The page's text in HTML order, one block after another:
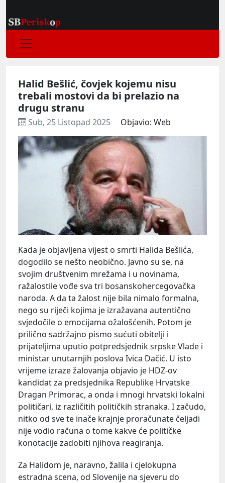
Halid Bešlić, čovjek kojemu nisu
trebali mostovi da bi prelazio na
drugu stranu
Sub, 25 Listopad 2025 Objavio: Web
Kada je objavljena vijest o smrti Halida Bešlića,
dogodilo se nešto neobično. Javno su se, na
svojim društvenim mrežama i u novinama,
ražalostile vođe sva tri bosanskohercegovačka
naroda. A da ta žalost nije bila nimalo formalna,
nego su riječi kojima je izražavana autentično
svjedočile o emocijama ožalošćenih. Potom je
prilično sadržajno pismo sućuti obitelji i
prijateljima uputio potpredsjednik srpske Vlade i
ministar unutarnjih poslova Ivica Dačić. U isto
vrijeme izraze žalovanja objavio je HDZ-ov
kandidat za predsjednika Republike Hrvatske
Dragan Primorac, a onda i mnogi hrvatski lokalni
političari, iz različitih političkih stranaka. I začudo,
nitko od sve te inače krajnje proračunate čeljadi
nije vodio računa o tome kakve će političke
konotacije zadobiti njihova reagiranja.
Za Halidom je, naravno, žalila i cjelokupna
estradna scena, od Slovenije na sjeveru do